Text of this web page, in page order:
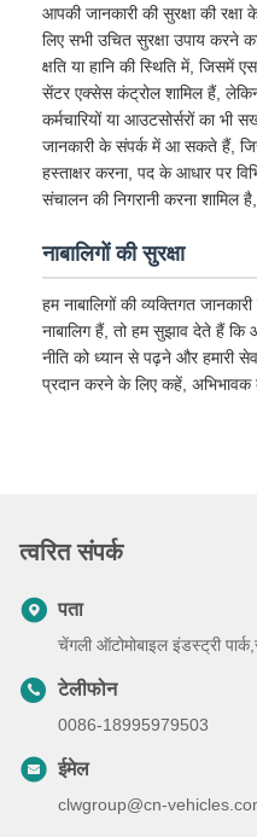
आपकी जानकारी की सुरक्षा की
लिए सभी उचित सुरक्षा उपाय करने
क्षति या हानि की स्थिति में, जिसमें
सेंटर एक्सेस कंट्रोल शामिल हैं,
कर्मचारियों या आउटसोर्सरों का
जानकारी के संपर्क में आ सकते हैं,
हस्ताक्षर करना, पद के आधार पर
संचालन की निगरानी करना शामिल
नाबालिगों की सुरक्षा
हम नाबालिगों की व्यक्तिगत
नाबालिग हैं, तो हम सुझाव देते हैं
नीति को ध्यान से पढ़ने और हमारी
प्रदान करने के लिए कहें, अभिभावक
त्वरित संपर्क
पता
चेंगली ऑटोमोबाइल इंडस्ट्री
टेलीफोन
0086-18995979503
ईमेल
clwgroup@cn-